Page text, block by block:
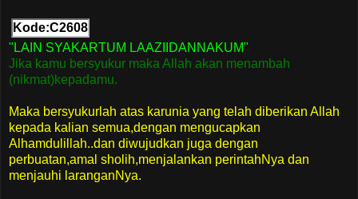
Kode:C2608
"LAIN SYAKARTUM LAAZIIDANNAKUM"
Jika kamu bersyukur maka Allah akan menambah
(nikmat)kepadamu.
Maka bersyukurlah atas karunia yang telah diberikan Allah
kepada kalian semua,dengan mengucapkan
Alhamdulillah..dan diwujudkan juga dengan
perbuatan,amal sholih,menjalankan perintahNya dan
menjauhi laranganNya.